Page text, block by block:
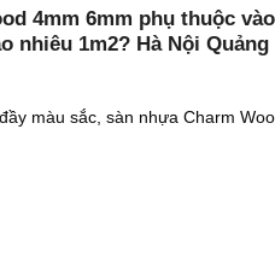
4mm 6mm phụ thuộc vào
nhiêu 1m2? Hà Nội Quảng
màu sắc, sàn nhựa Charm